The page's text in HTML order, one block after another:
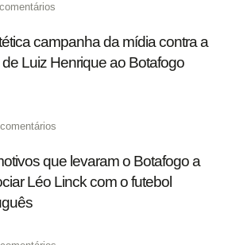
comentários
campanha da mídia contra a
Luiz Henrique ao Botafogo
comentários
que levaram o Botafogo a
Léo Linck com o futebol